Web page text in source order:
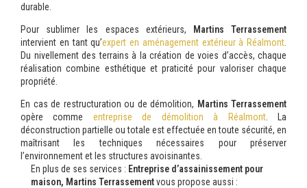
durable.
Pour sublimer les espaces extérieurs, Martins Terrassement
intervient en tant qu’expert en aménagement extérieur à Réalmont
Du nivellement des terrains à la création de voies d’accès, chaque
réalisation combine esthétique et praticité pour valoriser chaque
propriété.
En cas de restructuration ou de démolition, Martins Terrassement
opère comme entreprise de démolition à Réalmont. La
déconstruction partielle ou totale est effectuée en toute sécurité, en
maîtrisant les techniques nécessaires pour préserver
l’environnement et les structures avoisinantes.
En plus de ses services : Entreprise d’assainissement pour
maison, Martins Terrassementvous propose aussi :